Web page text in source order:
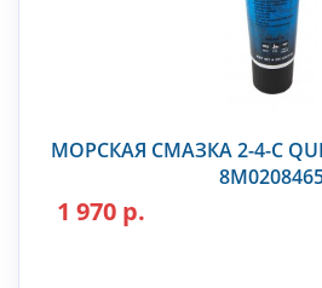
МОРСКАЯ СМАЗКА 2-4-С
1 970 р.